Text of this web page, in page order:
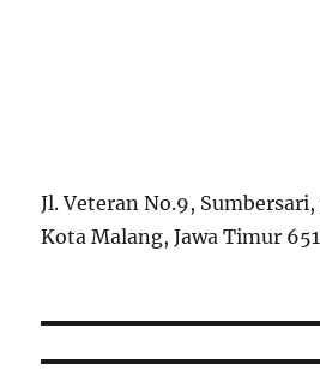
Jl. Veteran No.9,
Kota Malang, Jawa Timur